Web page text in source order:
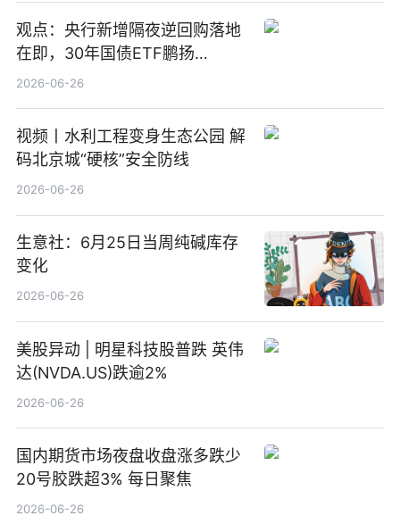
观点：央行新增隔夜逆回购落地
在即，30年国债ETF鹏扬
(511090) 盘中小幅上涨
2026-06-26
视频丨水利工程变身生态公园 解
码北京城“硬核”安全防线
2026-06-26
生意社：6月25日当周纯碱库存
变化
2026-06-26
美股异动 | 明星科技股普跌 英伟
达(NVDA.US)跌逾2%
2026-06-26
国内期货市场夜盘收盘涨多跌少
20号胶跌超3% 每日聚焦
2026-06-26